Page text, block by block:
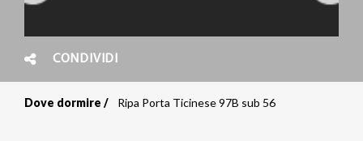
CONDIVIDI
Briciole
Dove dormire Ripa Porta Ticinese 97B sub 56